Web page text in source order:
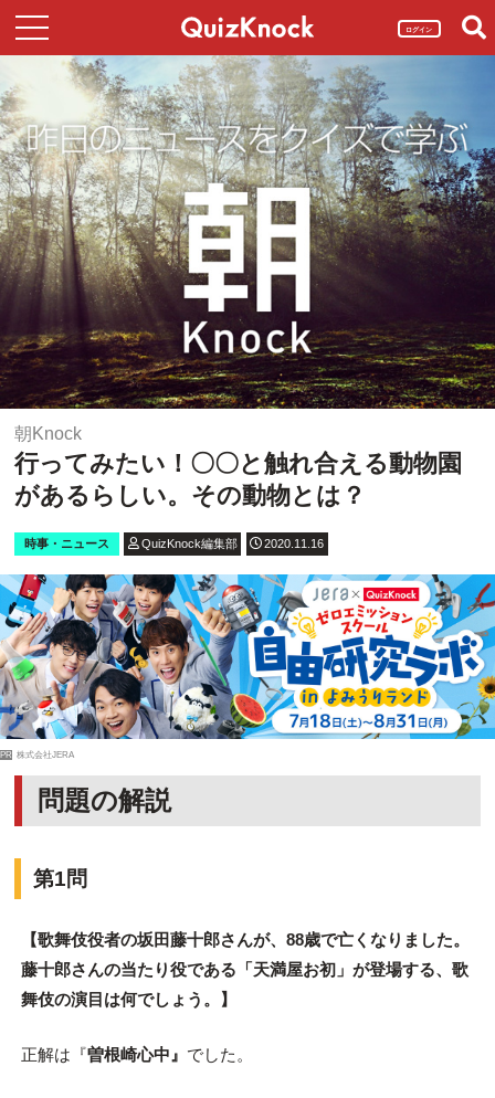
ログイン
朝Knock
行ってみたい！〇〇と触れ合える動物園
があるらしい。その動物とは？
時事・ニュース QuizKnock編集部 2020.11.16
PR 株式会社JERA
問題の解説
第1問
【歌舞伎役者の坂田藤十郎さんが、88歳で亡くなりました。
藤十郎さんの当たり役である「天満屋お初」が登場する、歌
舞伎の演目は何でしょう。】
正解は『曽根崎心中』 でした。